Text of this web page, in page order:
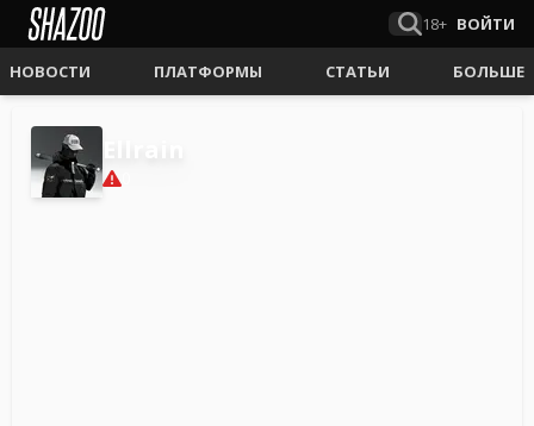
18+ ВОЙТИ
НОВОСТИ ПЛАТФОРМЫ СТАТЬИ БОЛЬШЕ